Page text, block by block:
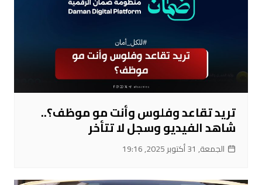
تريد تقاعد وفلوس وأنت مو موظف؟..
شاهد الفيديو وسجل لا تتأخر
الجمعة, 31 أكتوبر 2025, 19:16